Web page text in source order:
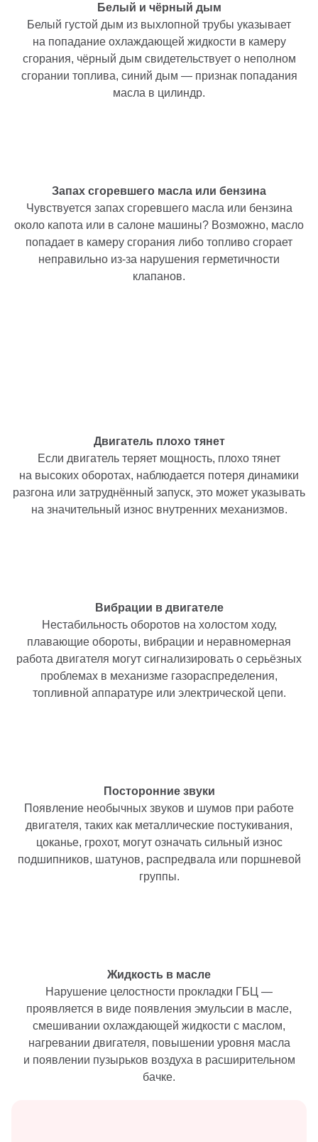
Белый и чёрный дым
Белый густой дым из выхлопной трубы указывает
на попадание охлаждающей жидкости в камеру
сгорания, чёрный дым свидетельствует о неполном
сгорании топлива, синий дым — признак попадания
масла в цилиндр.
Запах сгоревшего масла или бензина
Чувствуется запах сгоревшего масла или бензина
около капота или в салоне машины? Возможно, масло
попадает в камеру сгорания либо топливо сгорает
неправильно из-за нарушения герметичности
клапанов.
Двигатель плохо тянет
Если двигатель теряет мощность, плохо тянет
на высоких оборотах, наблюдается потеря динамики
разгона или затруднённый запуск, это может указывать
на значительный износ внутренних механизмов.
Вибрации в двигателе
Нестабильность оборотов на холостом ходу,
плавающие обороты, вибрации и неравномерная
работа двигателя могут сигнализировать о серьёзных
проблемах в механизме газораспределения,
топливной аппаратуре или электрической цепи.
Посторонние звуки
Появление необычных звуков и шумов при работе
двигателя, таких как металлические постукивания,
цоканье, грохот, могут означать сильный износ
подшипников, шатунов, распредвала или поршневой
группы.
Жидкость в масле
Нарушение целостности прокладки ГБЦ —
проявляется в виде появления эмульсии в масле,
смешивании охлаждающей жидкости с маслом,
нагревании двигателя, повышении уровня масла
и появлении пузырьков воздуха в расширительном
бачке.